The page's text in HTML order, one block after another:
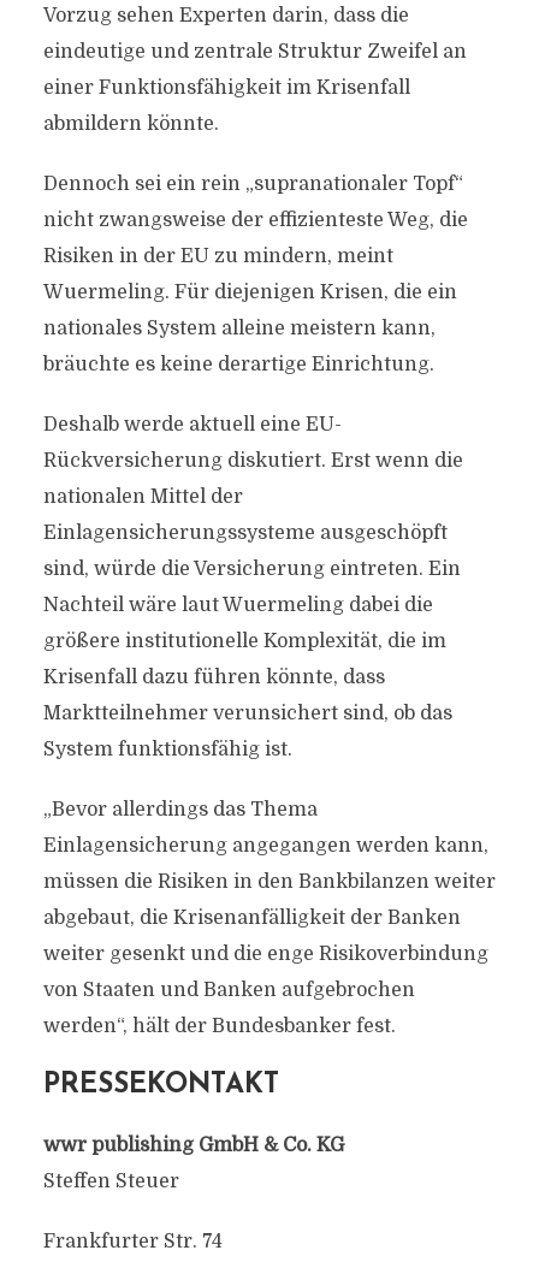
Vorzug sehen Experten darin, dass die
eindeutige und zentrale Struktur Zweifel an
einer Funktionsfähigkeit im Krisenfall
abmildern könnte.
Dennoch sei ein rein „supranationaler Topf“
nicht zwangsweise der effizienteste Weg, die
Risiken in der EU zu mindern, meint
Wuermeling. Für diejenigen Krisen, die ein
nationales System alleine meistern kann,
bräuchte es keine derartige Einrichtung.
Deshalb werde aktuell eine EU-
Rückversicherung diskutiert. Erst wenn die
nationalen Mittel der
Einlagensicherungssysteme ausgeschöpft
sind, würde die Versicherung eintreten. Ein
Nachteil wäre laut Wuermeling dabei die
größere institutionelle Komplexität, die im
Krisenfall dazu führen könnte, dass
Marktteilnehmer verunsichert sind, ob das
System funktionsfähig ist.
„Bevor allerdings das Thema
Einlagensicherung angegangen werden kann,
müssen die Risiken in den Bankbilanzen weiter
abgebaut, die Krisenanfälligkeit der Banken
weiter gesenkt und die enge Risikoverbindung
von Staaten und Banken aufgebrochen
werden“, hält der Bundesbanker fest.
PRESSEKONTAKT
wwr publishing GmbH & Co. KG
Steffen Steuer
Frankfurter Str. 74